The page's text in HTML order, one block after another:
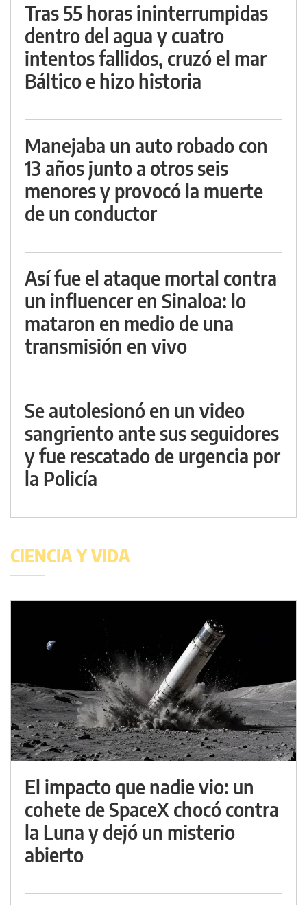
Tras 55 horas ininterrumpidas
dentro del agua y cuatro
intentos fallidos, cruzó el mar
Báltico e hizo historia
Manejaba un auto robado con
13 años junto a otros seis
menores y provocó la muerte
de un conductor
Así fue el ataque mortal contra
un influencer en Sinaloa: lo
mataron en medio de una
transmisión en vivo
Se autolesionó en un video
sangriento ante sus seguidores
y fue rescatado de urgencia por
la Policía
CIENCIA Y VIDA
El impacto que nadie vio: un
cohete de SpaceX chocó contra
la Luna y dejó un misterio
abierto